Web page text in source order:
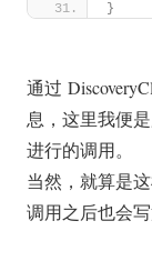
}
通过
息，这里我便
进行的调用。
当然，就算是
调用之后也会写